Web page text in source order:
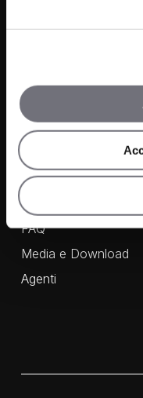
Cucina
Wellness
Finiture
Contatti
FAQ
Media e Download
Agenti